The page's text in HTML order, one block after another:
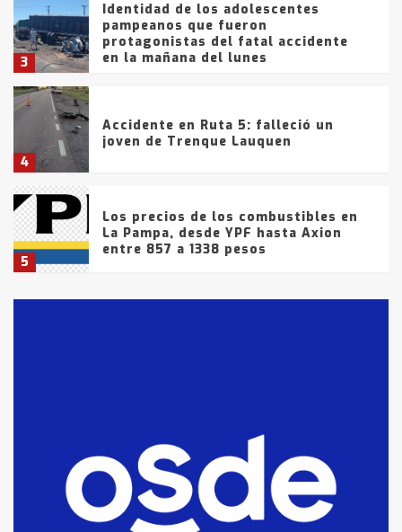
3
Identidad de los adolescentes
pampeanos que fueron
protagonistas del fatal accidente
en la mañana del lunes
4
Accidente en Ruta 5: falleció un
joven de Trenque Lauquen
5
Los precios de los combustibles en
La Pampa, desde YPF hasta Axion
entre 857 a 1338 pesos
fueron detenidos por
comercialización de drogas en la
tarde del sábado
T.Lauquen: se vendió el edificio de